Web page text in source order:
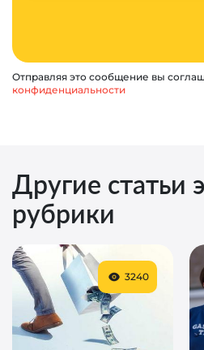
Отправляя это сообщение вы
конфиденциальности
Другие статьи
рубрики
3240